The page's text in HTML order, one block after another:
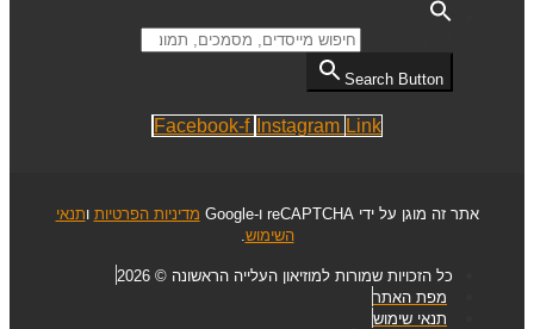
Search Button
Facebook-f Instagram Link
אתר זה מוגן על ידי reCAPTCHA ו-Google מדיניות הפרטיות ותנאי
השימוש
כל הזכויות שמורות למוזיאון העלייה הראשונה © 2026
מפת האתר
תנאי שימוש